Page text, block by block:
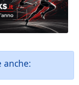
anche: